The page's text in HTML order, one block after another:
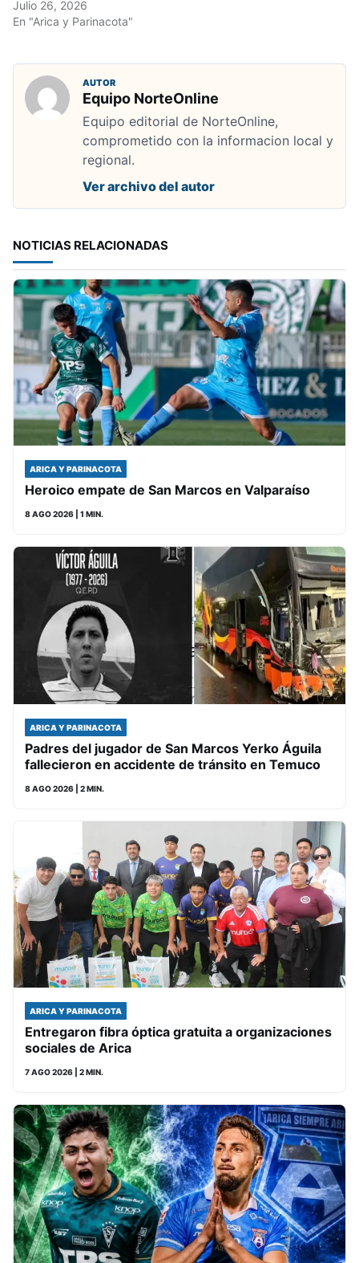
Julio 26, 2026
En "Arica y Parinacota"
AUTOR
Equipo NorteOnline
Equipo editorial de NorteOnline,
comprometido con la informacion local y
regional.
Ver archivo del autor
NOTICIAS RELACIONADAS
ARICA Y PARINACOTA
Heroico empate de San Marcos en Valparaíso
8 AGO 2026 | 1 MIN.
ARICA Y PARINACOTA
Padres del jugador de San Marcos Yerko Águila
fallecieron en accidente de tránsito en Temuco
8 AGO 2026 | 2 MIN.
ARICA Y PARINACOTA
Entregaron fibra óptica gratuita a organizaciones
sociales de Arica
7 AGO 2026 | 2 MIN.